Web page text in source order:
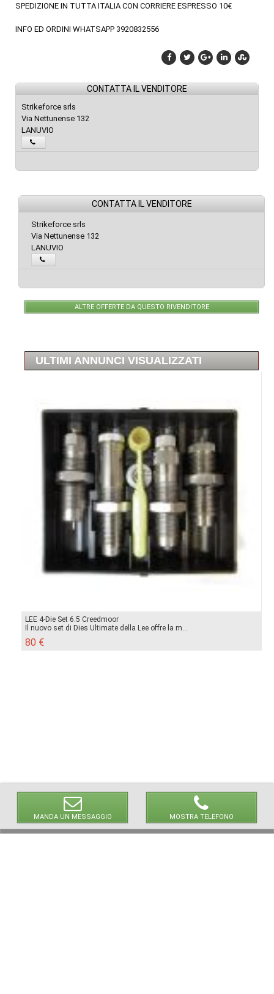
SPEDIZIONE IN TUTTA ITALIA CON CORRIERE ESPRESSO 10€
INFO ED ORDINI WHATSAPP 3920832556
CONTATTA IL VENDITORE
Strikeforce srls
Via Nettunense 132
LANUVIO
MANDA UN MESSAGGIO MOSTRA TELEFONO
CONTATTA IL VENDITORE
Strikeforce srls
Via Nettunense 132
LANUVIO
ALTRE OFFERTE DA QUESTO RIVENDITORE
ULTIMI ANNUNCI VISUALIZZATI
LEE 4-Die Set 6.5 Creedmoor
Il nuovo set di Dies Ultimate della Lee offre la m...
80 €